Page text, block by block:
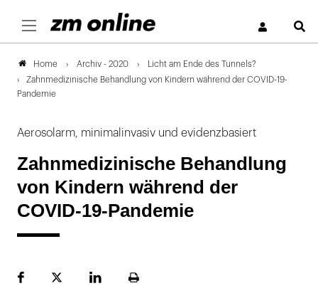
Home Archiv - 2020
Licht am Ende des Tunnels?
Zahnmedizinische Behandlung von Kindern während der COVID-19-
Pandemie
Aerosolarm, minimalinvasiv und evidenzbasiert
Zahnmedizinische Behandlung
von Kindern während der
COVID-19-Pandemie
FacebookPlattformLinekdInSeite